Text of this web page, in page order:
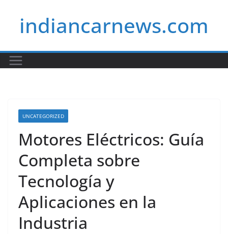
contentindiancarnews.com
UNCATEGORIZED
Motores Eléctricos: Guía
Completa sobre
Tecnología y
Aplicaciones en la
Industria